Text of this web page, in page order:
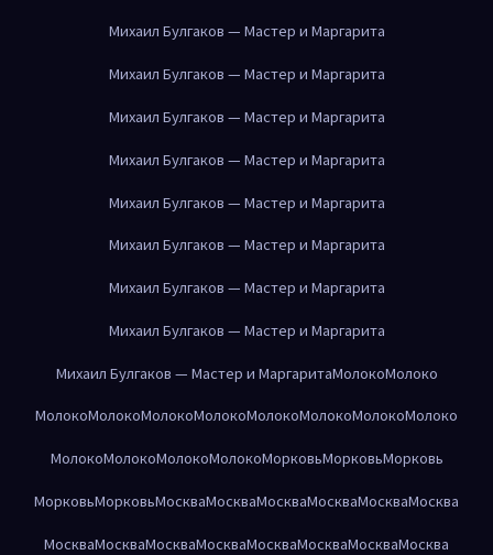
Михаил Булгаков — Мастер и Маргарита
Михаил Булгаков — Мастер и Маргарита
Михаил Булгаков — Мастер и Маргарита
Михаил Булгаков — Мастер и Маргарита
Михаил Булгаков — Мастер и Маргарита
Михаил Булгаков — Мастер и Маргарита
Михаил Булгаков — Мастер и Маргарита
Михаил Булгаков — Мастер и Маргарита
Михаил Булгаков — Мастер и МаргаритаМолокоМолоко
МолокоМолокоМолокоМолокоМолокоМолокоМолокоМолоко
МолокоМолокоМолокоМолокоМорковьМорковьМорковь
МорковьМорковьМоскваМоскваМоскваМоскваМоскваМосква
МоскваМоскваМоскваМоскваМоскваМоскваМоскваМосква